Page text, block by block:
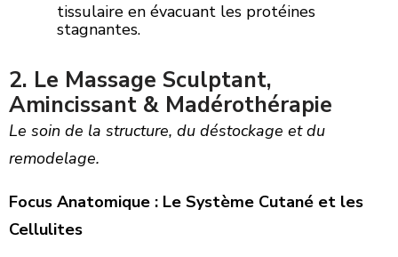
tissulaire en évacuant les protéines
stagnantes.
2. Le Massage Sculptant,
Amincissant & Madérothérapie
Le soin de la structure, du déstockage et du
remodelage.
Focus Anatomique : Le Système Cutané et les
Cellulites